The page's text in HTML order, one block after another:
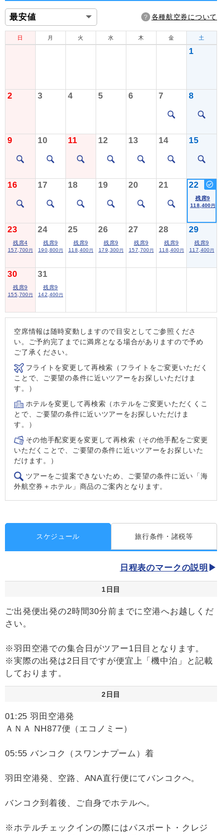
各種航空券について
日 月 火 水 木 金 土
1
2 3 4 5 6 7 8
9 10 11 12 13 14 15
16 17 18 19 20 21 22
残席9
118,400 円
23
残席4
157,700 円
24
残席9
190,800 円
25
残席9
118,400 円
26
残席9
179,300 円
27
残席9
157,700 円
28
残席9
118,400 円
29
残席9
117,400 円
30
残席9
155,700 円
31
残席9
142,400 円
空席情報は随時変動しますので目安としてご参照くださ
い。ご予約完了までに満席となる場合がありますので予め
ご了承ください。
フライトを変更して再検索（フライトをご変更いただく
ことで、ご要望の条件に近いツアーをお探しいただけま
す。）
ホテルを変更して再検索（ホテルをご変更いただくくこ
とで、ご要望の条件に近いツアーをお探しいただけま
す。）
その他手配変更を変更して再検索（その他手配をご変更
いただくことで、ご要望の条件に近いツアーをお探しいた
だけます。）
ツアーをご提案できないため、ご要望の条件に近い「海
外航空券＋ホテル」商品のご案内となります。
スケジュール 旅行条件・諸税等
日程表のマークの説明
1日目
ご出発便出発の2時間30分前までに空港へお越しくだ
さい。
※羽田空港での集合日がツアー1日目となります。
※実際の出発は2日目ですが便宜上「機中泊」と記載
しております。
2日目
01:25 羽田空港発
ＡＮＡ NH877便（エコノミー）
05:55 バンコク（スワンナプーム）着
羽田空港発、空路、ANA直行便にてバンコクへ。
バンコク到着後、ご自身でホテルへ。
※ホテルチェックインの際にはパスポート・クレジ